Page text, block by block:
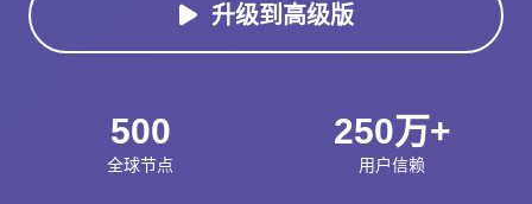
升级到高级版
500
全球节点
250万+
用户信赖